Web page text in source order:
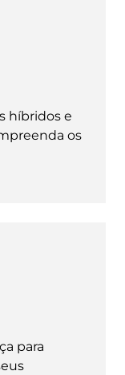
híbridos e
os
para